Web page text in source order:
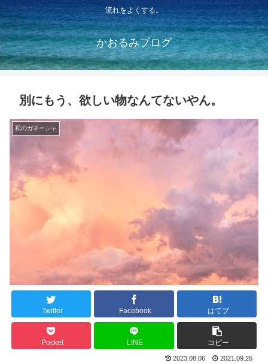
流れをよくする。
かおるみブログ
別にもう、欲しい物なんてないやん。
私のガネーシャ
Twitter Facebook はてブ
Pocket LINE コピー
2023.08.06 2021.09.26